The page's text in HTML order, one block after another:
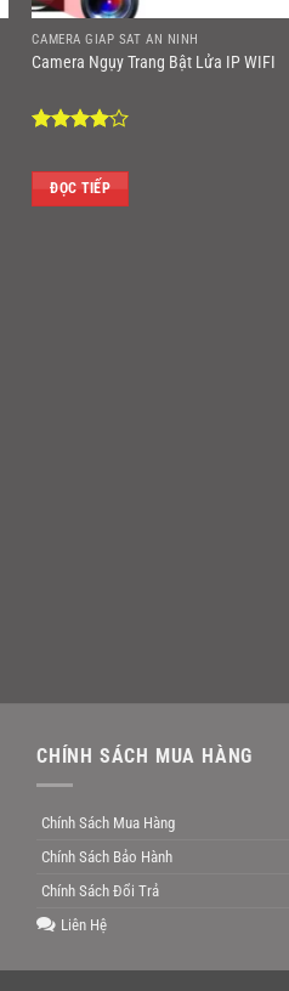
CAMERA GIÁP SÁT AN NINH
Camera Ngụy Trang Bật Lửa IP WIFI
5 sao
ĐỌC TIẾP
CHÍNH SÁCH MUA HÀNG
Chính Sách Mua Hàng
Chính Sách Bảo Hành
Chính Sách Đổi Trả
Liên Hệ